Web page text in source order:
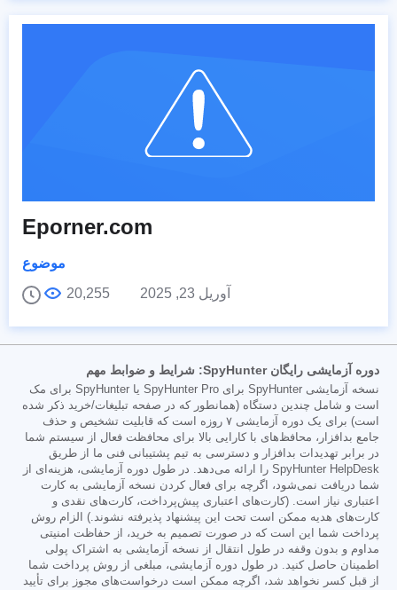
Eporner.com
موضوع
آوریل 23, 2025
20,255
دوره آزمایشی رایگان SpyHunter: شرایط و ضوابط مهم
نسخه آزمایشی SpyHunter برای SpyHunter Pro یا SpyHunter برای مک
است و شامل چندین دستگاه (همانطور که در صفحه تبلیغات/خرید ذکر شده
است) برای یک دوره آزمایشی ۷ روزه است که قابلیت تشخیص و حذف
جامع بدافزار، محافظ‌های با کارایی بالا برای محافظت فعال از سیستم شما
در برابر تهدیدات بدافزار و دسترسی به تیم پشتیبانی فنی ما از طریق
SpyHunter HelpDesk را ارائه می‌دهد. در طول دوره آزمایشی، هزینه‌ای از
شما دریافت نمی‌شود، اگرچه برای فعال کردن نسخه آزمایشی به کارت
اعتباری نیاز است. (کارت‌های اعتباری پیش‌پرداخت، کارت‌های نقدی و
کارت‌های هدیه ممکن است تحت این پیشنهاد پذیرفته نشوند.) الزام روش
پرداخت شما این است که در صورت تصمیم به خرید، از حفاظت امنیتی
مداوم و بدون وقفه در طول انتقال از نسخه آزمایشی به اشتراک پولی
اطمینان حاصل کنید. در طول دوره آزمایشی، مبلغی از روش پرداخت شما
از قبل کسر نخواهد شد، اگرچه ممکن است درخواست‌های مجوز برای تأیید